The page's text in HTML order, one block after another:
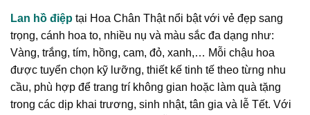
Lan hồ điệp tại Hoa Chân Thật nổi bật với vẻ đẹp sang
trọng, cánh hoa to, nhiều nụ và màu sắc đa dạng như:
Vàng, trắng, tím, hồng, cam, đỏ, xanh,… Mỗi chậu hoa
được tuyển chọn kỹ lưỡng, thiết kế tinh tế theo từng nhu
cầu, phù hợp để trang trí không gian hoặc làm quà tặng
trong các dịp khai trương, sinh nhật, tân gia và lễ Tết. Với